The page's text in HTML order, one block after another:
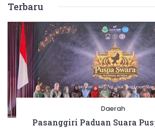
Terbaru
Daerah
Pasanggiri Paduan Suara